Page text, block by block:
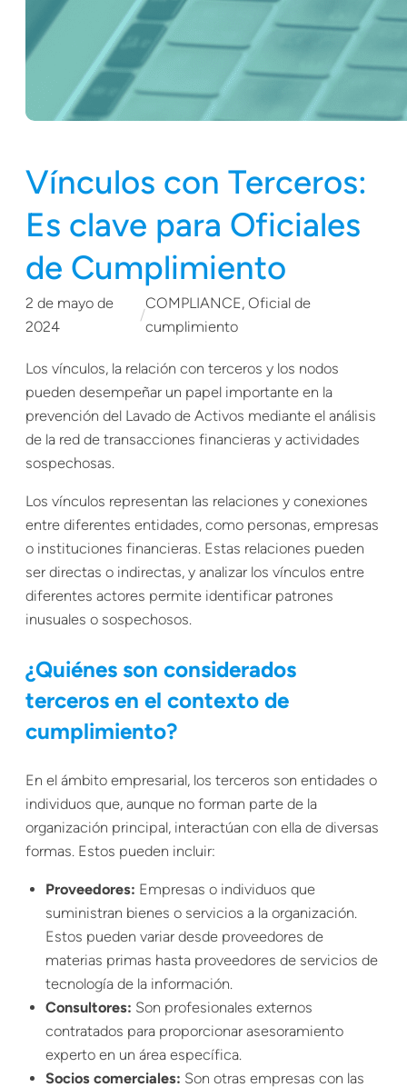
Vínculos con Terceros:
Es clave para Oficiales
de Cumplimiento
2 de mayo de
2024
/
COMPLIANCE, Oficial de
cumplimiento
Los vínculos, la relación con terceros y los nodos
pueden desempeñar un papel importante en la
prevención del Lavado de Activos mediante el análisis
de la red de transacciones financieras y actividades
sospechosas.
Los vínculos representan las relaciones y conexiones
entre diferentes entidades, como personas, empresas
o instituciones financieras. Estas relaciones pueden
ser directas o indirectas, y analizar los vínculos entre
diferentes actores permite identificar patrones
inusuales o sospechosos.
¿Quiénes son considerados
terceros en el contexto de
cumplimiento?
En el ámbito empresarial, los terceros son entidades o
individuos que, aunque no forman parte de la
organización principal, interactúan con ella de diversas
formas. Estos pueden incluir:
Proveedores: Empresas o individuos que
suministran bienes o servicios a la organización.
Estos pueden variar desde proveedores de
materias primas hasta proveedores de servicios de
tecnología de la información.
Consultores: Son profesionales externos
contratados para proporcionar asesoramiento
experto en un área específica.
Socios comerciales: Son otras empresas con las